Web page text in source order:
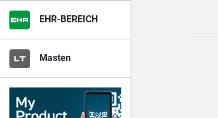
EHR-BEREICH
Masten